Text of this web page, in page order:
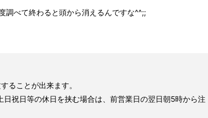
調べて終わると頭から消えるんですな^^;;
ることが出来ます。
日祝日等の休日を挟む場合は、前営業日の翌日朝5時から注